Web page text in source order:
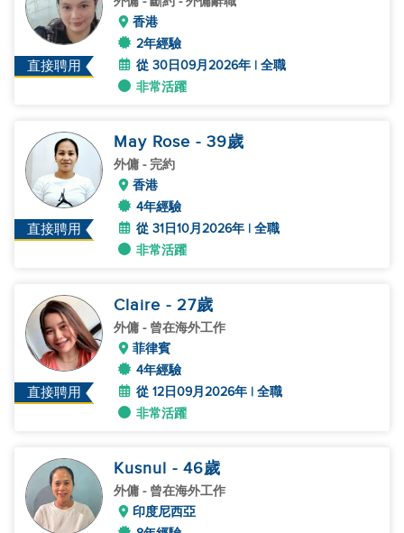
直接聘用
香港
2年經驗
從 30日09月2026年 | 全職
非常活躍
直接聘用
May Rose - 39歲
外傭 - 完約
香港
4年經驗
從 31日10月2026年 | 全職
非常活躍
直接聘用
Claire - 27歲
外傭 - 曾在海外工作
菲律賓
4年經驗
從 12日09月2026年 | 全職
非常活躍
Kusnul - 46歲
外傭 - 曾在海外工作
印度尼西亞